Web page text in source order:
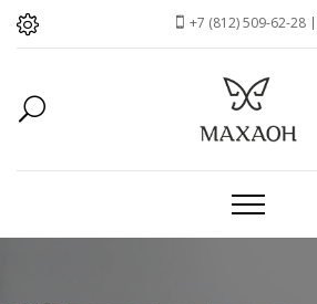
+7 (812) 509-62-28